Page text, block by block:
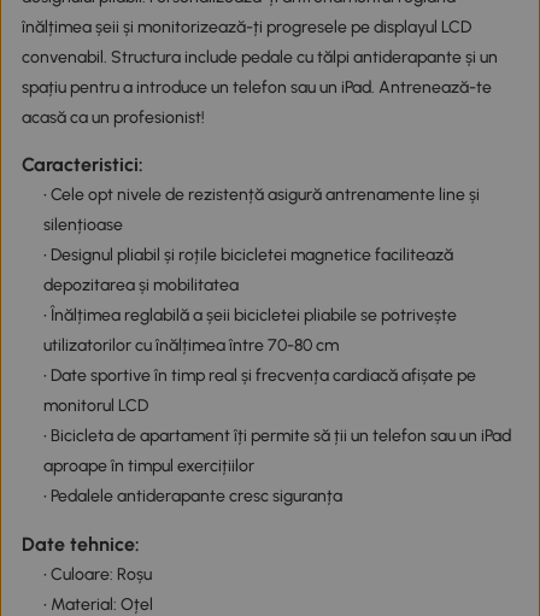
înălțimea șeii și monitorizează-ți progresele pe displayul LCD
convenabil. Structura include pedale cu tălpi antiderapante și un
spațiu pentru a introduce un telefon sau un iPad. Antrenează-te
acasă ca un profesionist!
Caracteristici:
• Cele opt nivele de rezistență asigură antrenamente line și
silențioase
• Designul pliabil și roțile bicicletei magnetice facilitează
depozitarea și mobilitatea
• Înălțimea reglabilă a șeii bicicletei pliabile se potrivește
utilizatorilor cu înălțimea între 70-80 cm
• Date sportive în timp real și frecvența cardiacă afișate pe
monitorul LCD
• Bicicleta de apartament îți permite să ții un telefon sau un iPad
aproape în timpul exercițiilor
• Pedalele antiderapante cresc siguranța
Date tehnice:
• Culoare: Roșu
• Material: Oțel